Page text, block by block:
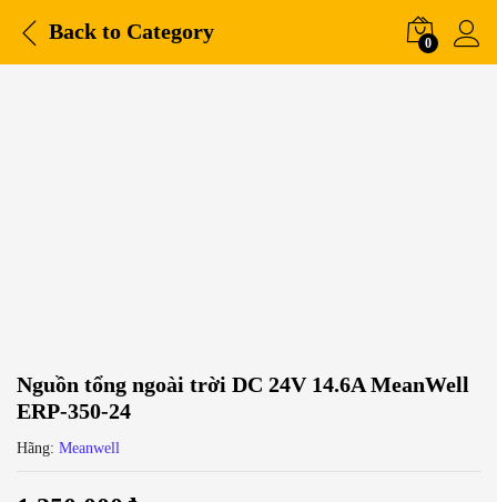
Back to Category 0
Nguồn tổng ngoài trời DC 24V 14.6A MeanWell
ERP-350-24
Hãng: Meanwell